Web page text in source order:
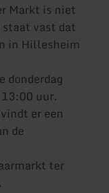
Markt is niet
vast dat
in Hillesheim
donderdag
uur.
er een
de
ter